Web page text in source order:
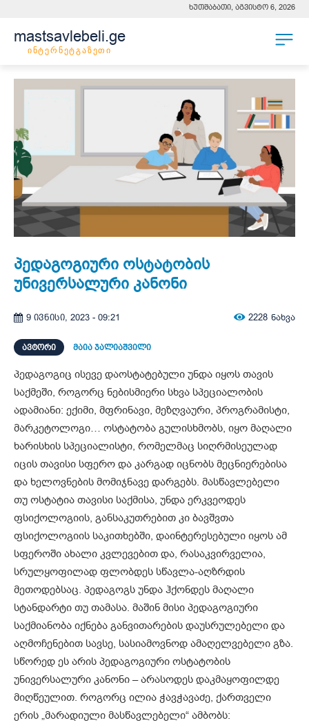
ხუთშაბათი, აგვისტო 6, 2026
mastsavlebeli.ge
ინტერნეტგაზეთი
პედაგოგიური ოსტატობის
უნივერსალური კანონი
9 ივნისი, 2023 - 09:21 2228 ნახვა
ᲐᲕᲢᲝᲠᲘ მაია ჯალიაშვილი
პედაგოგიც ისევე დაოსტატებული უნდა იყოს თავის
საქმეში, როგორც ნებისმიერი სხვა სპეციალობის
ადამიანი: ექიმი, მფრინავი, მეზღვაური, პროგრამისტი,
მარკეტოლოგი… ოსტატობა გულისხმობს, იყო მაღალი
ხარისხის სპეციალისტი, რომელმაც სიღრმისეულად
იცის თავისი სფერო და კარგად იცნობს მეცნიერებისა
და ხელოვნების მომიჯნავე დარგებს. მასწავლებელი
თუ ოსტატია თავისი საქმისა, უნდა ერკვეოდეს
ფსიქოლოგიის, განსაკუთრებით კი ბავშვთა
ფსიქოლოგიის საკითხებში, დაინტერესებული იყოს ამ
სფეროში ახალი კვლევებით და, რასაკვირველია,
სრულყოფილად ფლობდეს სწავლა-აღზრდის
მეთოდებსაც. პედაგოგს უნდა ჰქონდეს მაღალი
სტანდარტი თუ თამასა. მაშინ მისი პედაგოგიური
საქმიანობა იქნება განვითარების დაუსრულებელი და
აღმოჩენებით სავსე, სასიამოვნოდ ამაღელვებელი გზა.
სწორედ ეს არის პედაგოგიური ოსტატობის
უნივერსალური კანონი – არასოდეს დაკმაყოფილდე
მიღწეულით. როგორც ილია ჭავჭავაძე, ქართველი
ერის „მარადიული მასწავლებელი“ ამბობს: